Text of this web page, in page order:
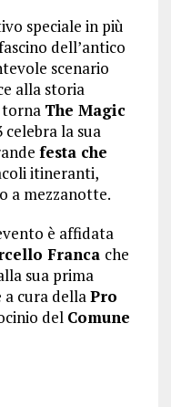
speciale in più
dell’antico
scenario
alla storia
torna The Magic
celebra la sua
festa che
itineranti,
a mezzanotte.
è affidata
Franca che
sua prima
a cura della Pro
del Comune